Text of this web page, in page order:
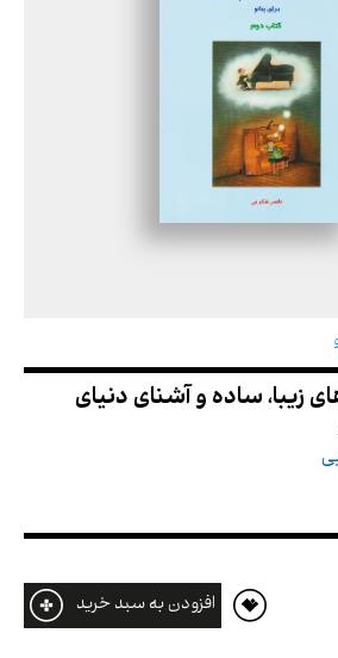
: قطعه‌های زیبا، ساده و آشنای دنیای
افزودن به سبد خرید